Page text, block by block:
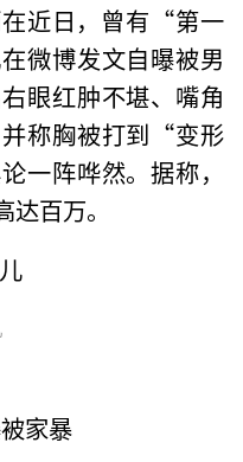
近日，曾有“第一
微博发文自曝被男
眼红肿不堪、嘴角
称胸被打到“变形
一阵哗然。据称，
百万。
家暴